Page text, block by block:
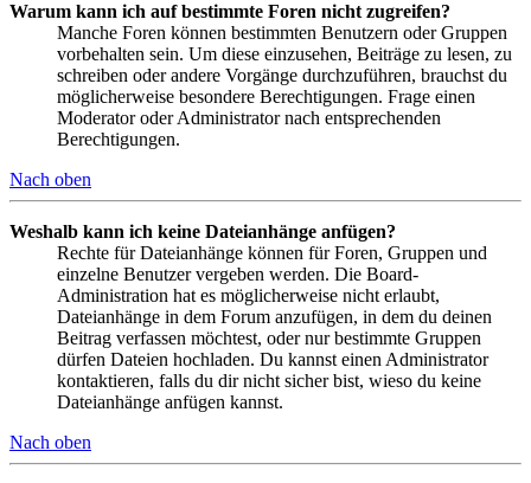
Warum kann ich auf bestimmte Foren nicht zugreifen?
Manche Foren können bestimmten Benutzern oder Gruppen
vorbehalten sein. Um diese einzusehen, Beiträge zu lesen, zu
schreiben oder andere Vorgänge durchzuführen, brauchst du
möglicherweise besondere Berechtigungen. Frage einen
Moderator oder Administrator nach entsprechenden
Berechtigungen.
Nach oben
Weshalb kann ich keine Dateianhänge anfügen?
Rechte für Dateianhänge können für Foren, Gruppen und
einzelne Benutzer vergeben werden. Die Board-
Administration hat es möglicherweise nicht erlaubt,
Dateianhänge in dem Forum anzufügen, in dem du deinen
Beitrag verfassen möchtest, oder nur bestimmte Gruppen
dürfen Dateien hochladen. Du kannst einen Administrator
kontaktieren, falls du dir nicht sicher bist, wieso du keine
Dateianhänge anfügen kannst.
Nach oben